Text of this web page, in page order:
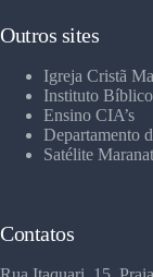
Outros sites
Igreja Cristã
Instituto Bíblico
Ensino CIA’s
Departamento
Satélite
Contatos